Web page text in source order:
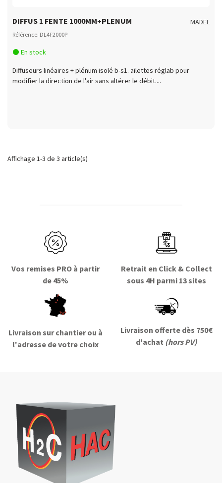
DIFFUS 1 FENTE 1000MM+PLENUM MADEL
Référence: DL4F2000P
En stock
Diffuseurs linéaires + plénum isolé b-s1. ailettes réglab pour
modifier la direction de l'air sans altérer le débit....
Affichage 1-3 de 3 article(s)
Vos remises PRO à partir
de 45%
Retrait en Click & Collect
sous 4H parmi 13 sites
Livraison sur chantier ou à
l'adresse de votre choix
Livraison offerte dès 750€
d'achat (hors PV)